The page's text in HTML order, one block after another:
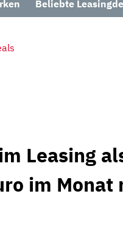
Beliebte
Leasing
im